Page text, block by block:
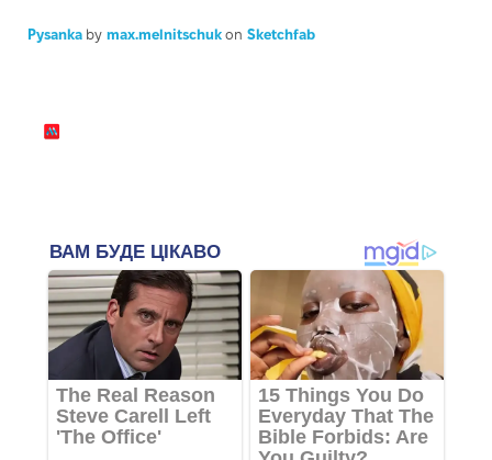
Pysanka by max.melnitschuk on Sketchfab